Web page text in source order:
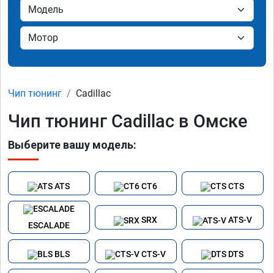
Чип тюнинг Cadillac
Чип тюнинг Cadillac в Омске
Выберите вашу модель:
ATS CT6 CTS
ESCALADE
SRX ATS-V
BLS CTS-V DTS